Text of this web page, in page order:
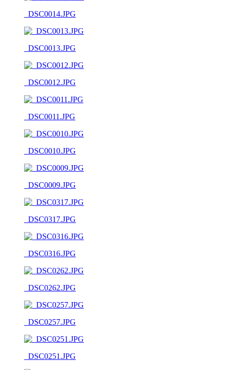
_DSC0014.JPG
_DSC0013.JPG
_DSC0012.JPG
_DSC0011.JPG
_DSC0010.JPG
_DSC0009.JPG
_DSC0317.JPG
_DSC0316.JPG
_DSC0262.JPG
_DSC0257.JPG
_DSC0251.JPG